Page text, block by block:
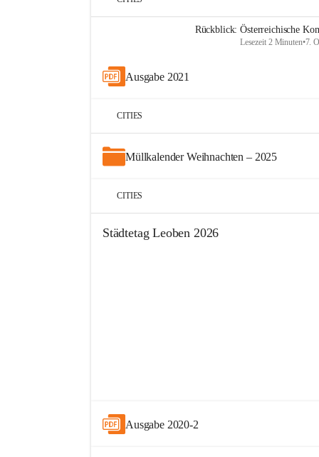
Rückblick: Österreichische
Lesezeit 2 Minuten•7.
Ausgabe 2021
CITIES
Müllkalender Weihnachten – 2025
CITIES
Städtetag Leoben 2026
Ausgabe 2020-2